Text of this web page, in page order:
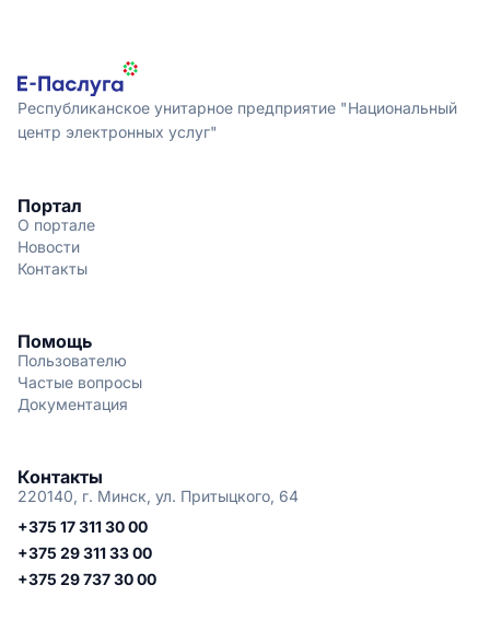
Республиканское унитарное предприятие "Национальный
центр электронных услуг"
Портал
О портале
Новости
Контакты
Помощь
Пользователю
Частые вопросы
Документация
Контакты
220140, г. Минск, ул. Притыцкого, 64
+375 17 311 30 00
+375 29 311 33 00
+375 29 737 30 00